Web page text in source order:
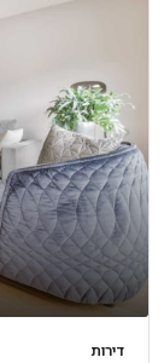
דירות